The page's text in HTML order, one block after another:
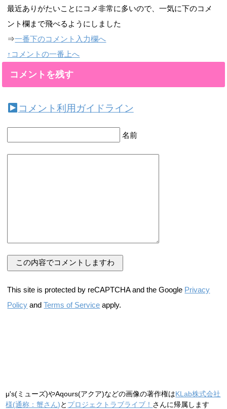
最近ありがたいことにコメ非常に多いので、一気に下のコメ
ント欄まで飛べるようにしました
⇒一番下のコメント入力欄へ
↑コメントの一番上へ
コメントを残す
コメント利用ガイドライン
名前
This site is protected by reCAPTCHA and the Google Privacy
Policy andTerms of Service apply.
μ's(ミューズ)やAqours(アクア)などの画像の著作権はKLab株式会社
様(通称：蟹さん)と プロジェクトラブライブ！ さんに帰属します